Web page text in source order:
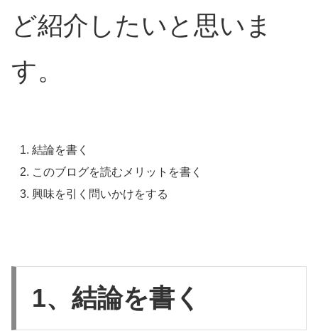
ど紹介したいと思いま
す。
結論を書く
このブログを読むメリットを書く
興味を引く問いかけをする
1、結論を書く